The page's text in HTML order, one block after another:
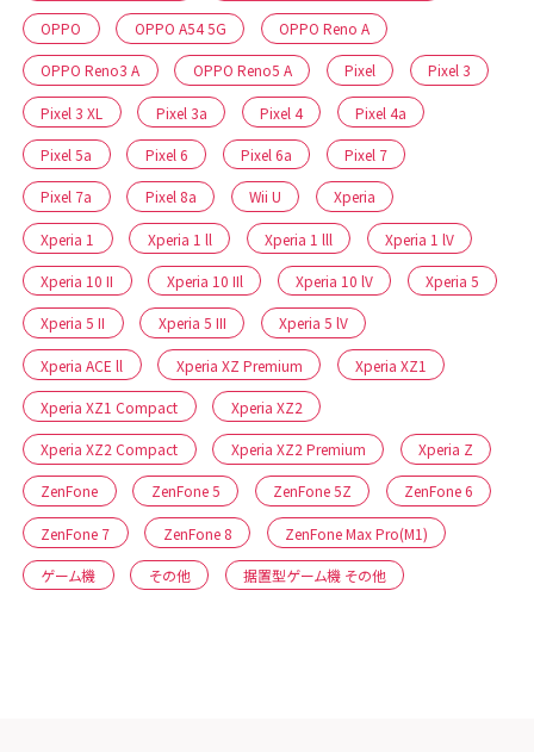
OPPO OPPO A54 5G OPPO Reno A
OPPO Reno3 A OPPO Reno5 A Pixel Pixel 3
Pixel 3 XL Pixel 3a Pixel 4 Pixel 4a
Pixel 5a Pixel 6 Pixel 6a Pixel 7
Pixel 7a Pixel 8a Wii U Xperia
Xperia 1 Xperia 1 ll Xperia 1 lll Xperia 1 lV
Xperia 10 II Xperia 10 IIl Xperia 10 lV Xperia 5
Xperia 5 II Xperia 5 III Xperia 5 lV
Xperia ACE ll Xperia XZ Premium Xperia XZ1
Xperia XZ1 Compact Xperia XZ2
Xperia XZ2 Compact Xperia XZ2 Premium Xperia Z
ZenFone ZenFone 5 ZenFone 5Z ZenFone 6
ZenFone 7 ZenFone 8 ZenFone Max Pro(M1)
ゲーム機 その他 据置型ゲーム機 その他